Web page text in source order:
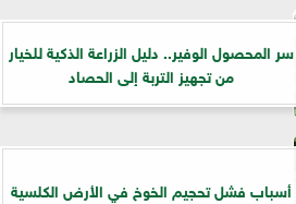
سر المحصول الوفير.. دليل الزراعة الذكية للخيار
من تجهيز التربة إلى الحصاد
أسباب فشل تحجيم الخوخ في الأرض الكلسية